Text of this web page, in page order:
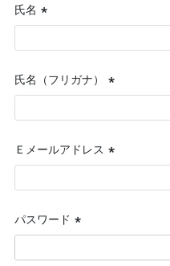
氏名
(必
須)
氏名（フリガナ）
(必
須)
Ｅメールアドレス
(必
須)
パスワード
(必
須)